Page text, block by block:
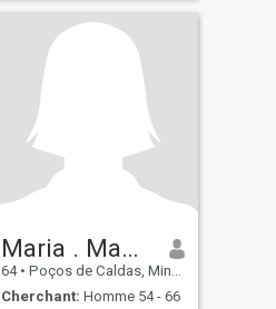
Maria . Madalena Chaves
64 • Poços de Caldas, Minas Gerais, Brésil
Cherchant: Homme 54 - 66